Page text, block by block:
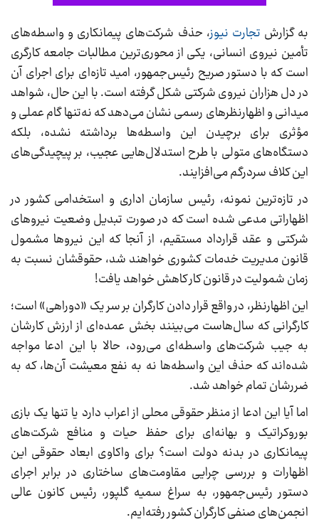
به گزارش تجارت نیوز، حذف شرکت‌های پیمانکاری و واسطه‌های
تأمین نیروی انسانی، یکی از محوری‌ترین مطالبات جامعه کارگری
است که با دستور صریح رئیس‌جمهور، امید تازه‌ای برای اجرای آن
در دل هزاران نیروی شرکتی شکل گرفته است. با این حال، شواهد
میدانی و اظهارنظرهای رسمی نشان می‌دهد که نه‌تنها گام عملی و
مؤثری برای برچیدن این واسطه‌ها برداشته نشده، بلکه
دستگاه‌های متولی با طرح استدلال‌هایی عجیب، بر پیچیدگی‌های
این کلاف سردرگم می‌افزایند.
در تازه‌ترین نمونه، رئیس سازمان اداری و استخدامی کشور در
اظهاراتی مدعی شده است که در صورت تبدیل وضعیت نیروهای
شرکتی و عقد قرارداد مستقیم، از آنجا که این نیروها مشمول
قانون مدیریت خدمات کشوری خواهند شد، حقوقشان نسبت به
زمان شمولیت در قانون کار کاهش خواهد یافت!
این اظهارنظر، در واقع قرار دادن کارگران بر سر یک «دوراهی» است؛
کارگرانی که سال‌هاست می‌بینند بخش عمده‌ای از ارزش کارشان
به جیب شرکت‌های واسطه‌ای می‌رود، حالا با این ادعا مواجه
شده‌اند که حذف این واسطه‌ها نه به نفع معیشت آن‌ها، که به
ضررشان تمام خواهد شد.
اما آیا این ادعا از منظر حقوقی محلی از اعراب دارد یا تنها یک بازی
بوروکراتیک و بهانه‌ای برای حفظ حیات و منافع شرکت‌های
پیمانکاری در بدنه دولت است؟ برای واکاوی ابعاد حقوقی این
اظهارات و بررسی چرایی مقاومت‌های ساختاری در برابر اجرای
دستور رئیس‌جمهور، به سراغ سمیه گلپور، رئیس کانون عالی
انجمن‌های صنفی کارگران کشور رفته‌ایم.